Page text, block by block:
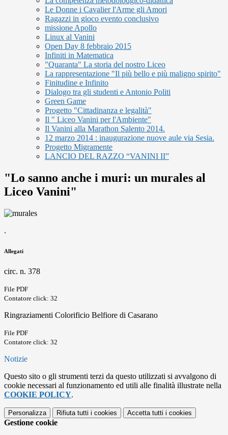
Le Donne i Cavalier l'Arme gli Amori
Ragazzi in gioco evento conclusivo
missione Apollo
Linux al Vanini
Open Day 8 febbraio 2015
Infiniti in Matematica
"Quaranta" La storia del nostro Liceo
La rappresentazione "Il più bello e più maligno spirito"
Finitudine e Infinito
Dialogo tra gli studenti e Antonio Politi
Green Game
Progetto "Cittadinanza e legalità"
Il " Liceo Vanini per l'Ambiente"
Il Vanini alla Marathon Salento 2014.
12 marzo 2014 : inaugurazione nuove aule via Sesia.
Progetto Migramente
LANCIO DEL RAZZO “VANINI II”
"Lo sanno anche i muri: un murales al
Liceo Vanini"
.
Allegati
circ. n. 378
File PDF
Contatore click: 32
Ringraziamenti Colorificio Belfiore di Casarano
File PDF
Contatore click: 32
Notizie
Questo sito o gli strumenti terzi da questo utilizzati si avvalgono di
cookie necessari al funzionamento ed utili alle finalità illustrate nella
COOKIE POLICY.
Personalizza Rifiuta tutti i cookies Accetta tutti i cookies
Gestione cookie